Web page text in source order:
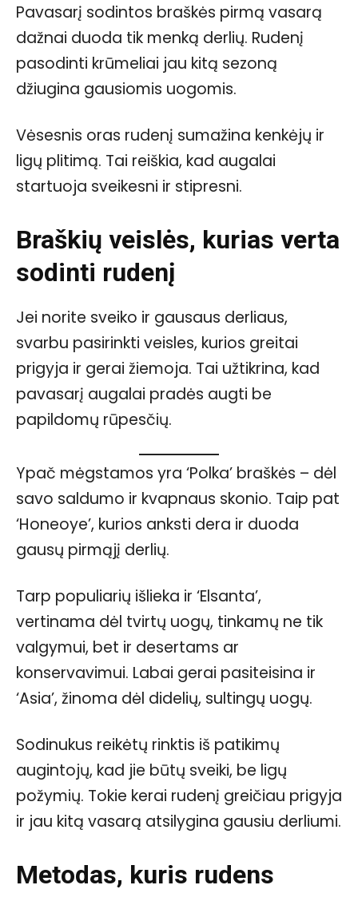
Pavasarį sodintos braškės pirmą vasarą
dažnai duoda tik menką derlių. Rudenį
pasodinti krūmeliai jau kitą sezoną
džiugina gausiomis uogomis.
Vėsesnis oras rudenį sumažina kenkėjų ir
ligų plitimą. Tai reiškia, kad augalai
startuoja sveikesni ir stipresni.
Braškių veislės, kurias verta
sodinti rudenį
Jei norite sveiko ir gausaus derliaus,
svarbu pasirinkti veisles, kurios greitai
prigyja ir gerai žiemoja. Tai užtikrina, kad
pavasarį augalai pradės augti be
papildomų rūpesčių.
Ypač mėgstamos yra ‘Polka’ braškės – dėl
savo saldumo ir kvapnaus skonio. Taip pat
‘Honeoye’, kurios anksti dera ir duoda
gausų pirmąjį derlių.
Tarp populiarių išlieka ir ‘Elsanta’,
vertinama dėl tvirtų uogų, tinkamų ne tik
valgymui, bet ir desertams ar
konservavimui. Labai gerai pasiteisina ir
‘Asia’, žinoma dėl didelių, sultingų uogų.
Sodinukus reikėtų rinktis iš patikimų
augintojų, kad jie būtų sveiki, be ligų
požymių. Tokie kerai rudenį greičiau prigyja
ir jau kitą vasarą atsilygina gausiu derliumi.
Metodas, kuris rudens